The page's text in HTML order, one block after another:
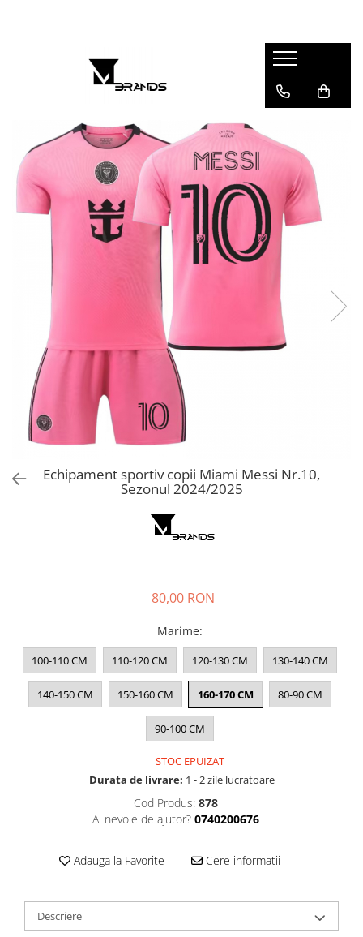
Echipament sportiv copii Miami Messi Nr.10,
Sezonul 2024/2025
80,00 RON
Marime:
100-110 CM 110-120 CM 120-130 CM 130-140 CM
140-150 CM 150-160 CM 160-170 CM 80-90 CM
90-100 CM
STOC EPUIZAT
Durata de livrare: 1 - 2 zile lucratoare
Cod Produs: 878
Ai nevoie de ajutor? 0740200676
Adauga la Favorite Cere informatii
Descriere